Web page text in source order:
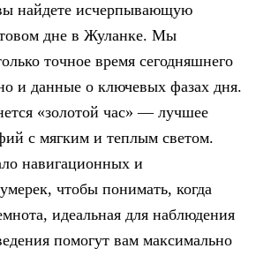
найдете исчерпывающую
дне в Жуланке. Мы
точное время сегодняшнего
и данные о ключевых фазах дня.
«золотой час» — лучшее
с мягким и теплым светом.
навигационных и
чтобы понимать, когда
идеальная для наблюдения
помогут вам максимально